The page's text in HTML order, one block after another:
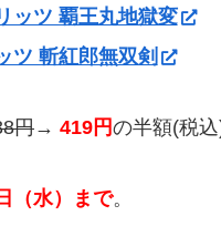
ッツ 覇王丸地獄変
ツ 斬紅郎無双剣
円→ 419円の半額(税
（水）まで。